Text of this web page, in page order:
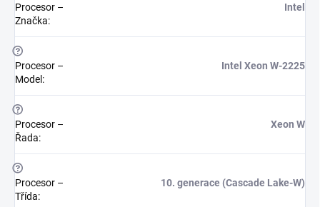
Procesor –
Značka:
Intel
?
Procesor –
Model :
Intel Xeon W-2225
?
Procesor –
Řada:
Xeon W
?
Procesor –
Třída:
10. generace (Cascade Lake-W)